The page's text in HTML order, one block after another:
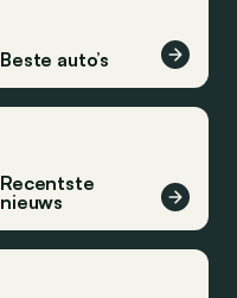
Beste auto’s
Recentste
nieuws